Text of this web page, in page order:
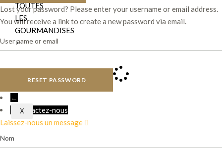
TOUTES
LES
GOURMANDISES
>
THÉS
X
Lost your password? Please enter your username or email address.
You will receive a link to create a new password via email.
RESET PASSWORD
←
Contactez-nous
Laissez-nous un message
Nom